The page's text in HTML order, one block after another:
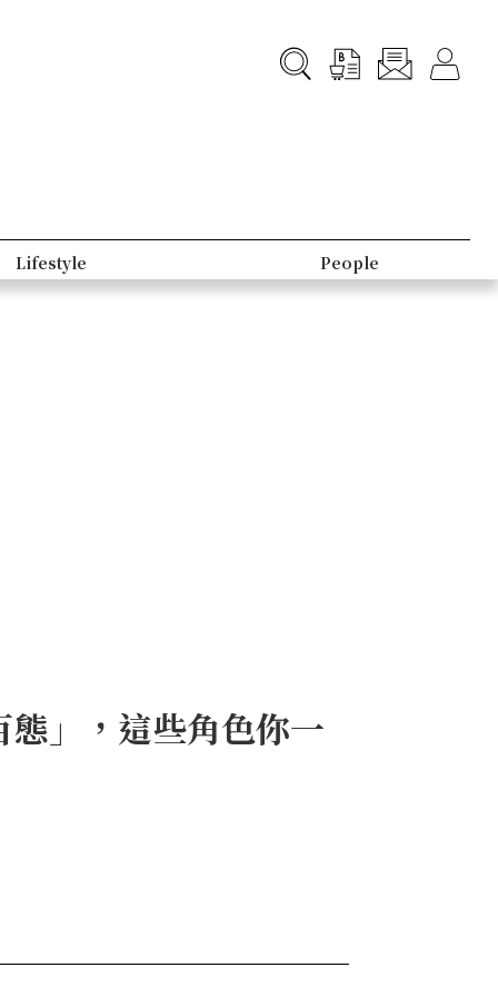
Lifestyle People
」，這些角色你一